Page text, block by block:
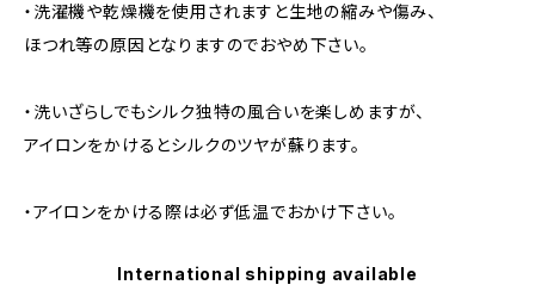
・洗濯機や乾燥機を使用されますと生地の縮みや傷み、
ほつれ等の原因となりますのでおやめ下さい。
・洗いざらしでもシルク独特の風合いを楽しめますが、
アイロンをかけるとシルクのツヤが蘇ります。
・アイロンをかける際は必ず低温でおかけ下さい。
International shipping available